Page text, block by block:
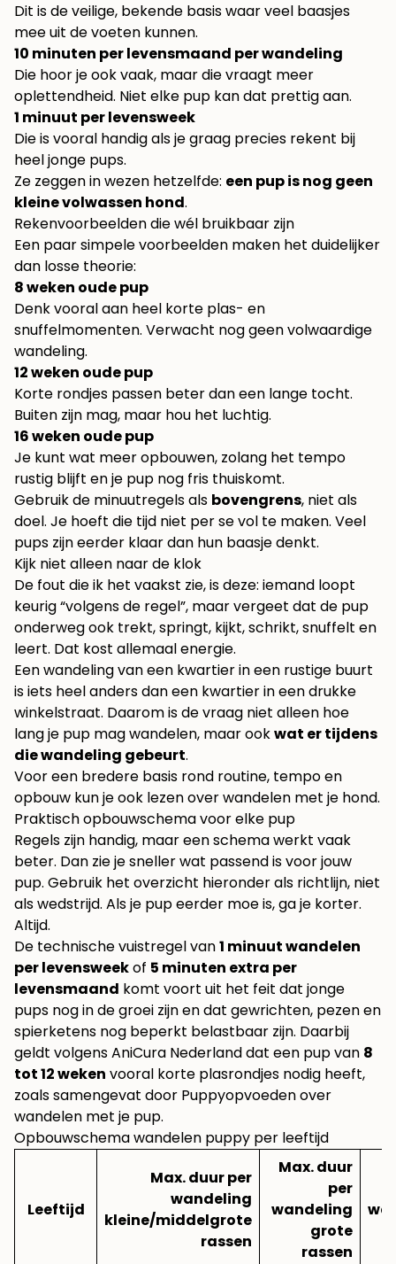
Dit is de veilige, bekende basis waar veel baasjes
mee uit de voeten kunnen.
10 minuten per levensmaand per wandeling
Die hoor je ook vaak, maar die vraagt meer
oplettendheid. Niet elke pup kan dat prettig aan.
1 minuut per levensweek
Die is vooral handig als je graag precies rekent bij
heel jonge pups.
Ze zeggen in wezen hetzelfde: een pup is nog geen
kleine volwassen hond.
Rekenvoorbeelden die wél bruikbaar zijn
Een paar simpele voorbeelden maken het duidelijker
dan losse theorie:
8 weken oude pup
Denk vooral aan heel korte plas- en
snuffelmomenten. Verwacht nog geen volwaardige
wandeling.
12 weken oude pup
Korte rondjes passen beter dan een lange tocht.
Buiten zijn mag, maar hou het luchtig.
16 weken oude pup
Je kunt wat meer opbouwen, zolang het tempo
rustig blijft en je pup nog fris thuiskomt.
Gebruik de minuutregels als bovengrens, niet als
doel. Je hoeft die tijd niet per se vol te maken. Veel
pups zijn eerder klaar dan hun baasje denkt.
Kijk niet alleen naar de klok
De fout die ik het vaakst zie, is deze: iemand loopt
keurig “volgens de regel”, maar vergeet dat de pup
onderweg ook trekt, springt, kijkt, schrikt, snuffelt en
leert. Dat kost allemaal energie.
Een wandeling van een kwartier in een rustige buurt
is iets heel anders dan een kwartier in een drukke
winkelstraat. Daarom is de vraag niet alleen hoe
lang je pup mag wandelen, maar ookwat er tijdens
die wandeling gebeurt.
Voor een bredere basis rond routine, tempo en
opbouw kun je ook lezen overwandelen met je hond.
Praktisch opbouwschema voor elke pup
Regels zijn handig, maar een schema werkt vaak
beter. Dan zie je sneller wat passend is voor jouw
pup. Gebruik het overzicht hieronder als richtlijn, niet
als wedstrijd. Als je pup eerder moe is, ga je korter.
Altijd.
De technische vuistregel van1 minuut wandelen
per levensweekof 5 minuten extra per
levensmaand komt voort uit het feit dat jonge
pups nog in de groei zijn en dat gewrichten, pezen en
spierketens nog beperkt belastbaar zijn. Daarbij
geldt volgens AniCura Nederland dat een pup van 8
tot 12 weken vooral korte plasrondjes nodig heeft,
zoals samengevat door Puppyopvoeden over
wandelen met je pup.
Opbouwschema wandelen puppy per leeftijd
Leeftijd
Max. duur per
wandeling
kleine/middelgrote
rassen
Max. duur
per
wandeling
grote
rassen